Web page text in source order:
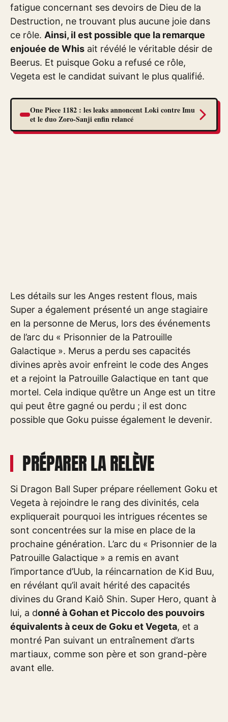
fatigue concernant ses devoirs de Dieu de la
Destruction, ne trouvant plus aucune joie dans
ce rôle. Ainsi, il est possible que la remarque
enjouée de Whis ait révélé le véritable désir de
Beerus. Et puisque Goku a refusé ce rôle,
Vegeta est le candidat suivant le plus qualifié.
One Piece 1182 : les leaks annoncent Loki contre Imu
et le duo Zoro-Sanji enfin relancé
Les détails sur les Anges restent flous, mais
Super a également présenté un ange stagiaire
en la personne de Merus, lors des événements
de l’arc du « Prisonnier de la Patrouille
Galactique ». Merus a perdu ses capacités
divines après avoir enfreint le code des Anges
et a rejoint la Patrouille Galactique en tant que
mortel. Cela indique qu’être un Ange est un titre
qui peut être gagné ou perdu ; il est donc
possible que Goku puisse également le devenir.
PRÉPARER LA RELÈVE
Si Dragon Ball Super prépare réellement Goku et
Vegeta à rejoindre le rang des divinités, cela
expliquerait pourquoi les intrigues récentes se
sont concentrées sur la mise en place de la
prochaine génération. L’arc du « Prisonnier de la
Patrouille Galactique » a remis en avant
l’importance d’Uub, la réincarnation de Kid Buu,
en révélant qu’il avait hérité des capacités
divines du Grand Kaiô Shin. Super Hero, quant à
lui, a donné à Gohan et Piccolo des pouvoirs
équivalents à ceux de Goku et Vegeta, et a
montré Pan suivant un entraînement d’arts
martiaux, comme son père et son grand-père
avant elle.